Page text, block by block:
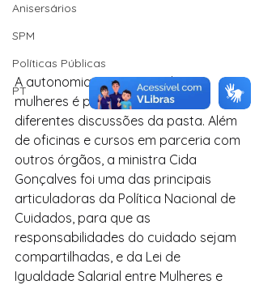
Anisersários
SPM
Políticas Públicas
PT
A autonomia econômica das
mulheres é pauta presente em
diferentes discussões da pasta. Além
de oficinas e cursos em parceria com
outros órgãos, a ministra Cida
Gonçalves foi uma das principais
articuladoras da Política Nacional de
Cuidados, para que as
responsabilidades do cuidado sejam
compartilhadas, e da Lei de
Igualdade Salarial entre Mulheres e